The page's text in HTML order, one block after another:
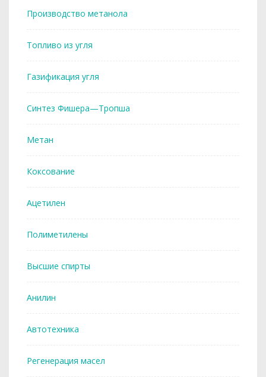
Производство метанола
Топливо из угля
Газификация угля
Синтез Фишера—Тропша
Метан
Коксование
Ацетилен
Полиметилены
Высшие спирты
Анилин
Автотехника
Регенерация масел